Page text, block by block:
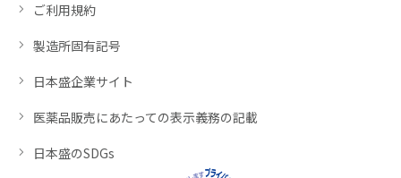
ご利用規約
製造所固有記号
日本盛企業サイト
医薬品販売にあたっての表示義務の記載
日本盛のSDGs